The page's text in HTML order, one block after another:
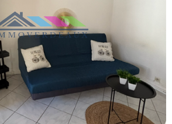
VOIR LE
BIEN